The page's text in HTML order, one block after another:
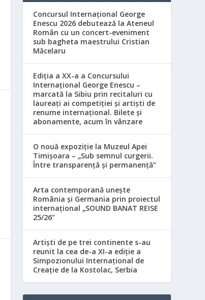
Concursul Internațional George
Enescu 2026 debutează la Ateneul
Român cu un concert-eveniment
sub bagheta maestrului Cristian
Măcelaru
Ediția a XX-a a Concursului
Internațional George Enescu –
marcată la Sibiu prin recitaluri cu
laureați ai competiției și artiști de
renume internațional. Bilete și
abonamente, acum în vânzare
O nouă expoziție la Muzeul Apei
Timișoara – „Sub semnul curgerii.
Între transparență și permanență”
Arta contemporană unește
România și Germania prin proiectul
internațional „SOUND BANAT REISE
25/26”
Artiști de pe trei continente s-au
reunit la cea de-a XI-a ediție a
Simpozionului Internațional de
Creație de la Kostolac, Serbia